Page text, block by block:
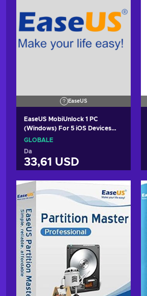
EaseUS
EaseUS MobiUnlock 1 PC
(Windows) For 5 iOS Devices
Lifetime (Lifetime Upgrades) Key
GLOBALE
Da
33,61 USD
Aggiungi al carrello
Visualizza offerte